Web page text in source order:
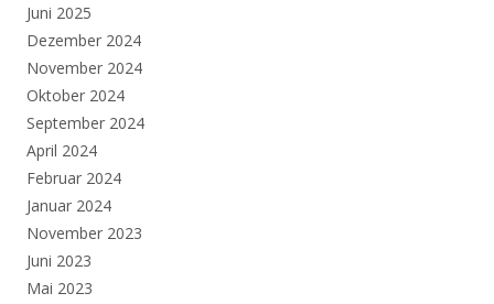
Juni 2025
Dezember 2024
November 2024
Oktober 2024
September 2024
April 2024
Februar 2024
Januar 2024
November 2023
Juni 2023
Mai 2023